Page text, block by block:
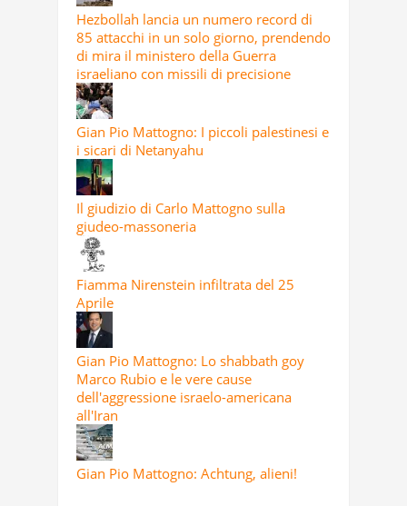
Hezbollah lancia un numero record di
85 attacchi in un solo giorno, prendendo
di mira il ministero della Guerra
israeliano con missili di precisione
Gian Pio Mattogno: I piccoli palestinesi e
i sicari di Netanyahu
Il giudizio di Carlo Mattogno sulla
giudeo-massoneria
Fiamma Nirenstein infiltrata del 25
Aprile
Gian Pio Mattogno: Lo shabbath goy
Marco Rubio e le vere cause
dell'aggressione israelo-americana
all'Iran
Gian Pio Mattogno: Achtung, alieni!